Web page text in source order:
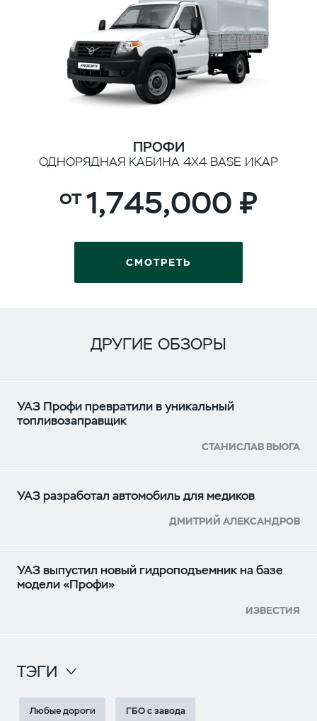
ПРОФИ
ОДНОРЯДНАЯ КАБИНА 4Х4 BASE ИКАР
1,745,000
СМОТРЕТЬ
ДРУГИЕ ОБЗОРЫ
УАЗ Профи превратили в уникальный
топливозаправщик
СТАНИСЛАВ ВЬЮГА
УАЗ разработал автомобиль для медиков
ДМИТРИЙ АЛЕКСАНДРОВ
УАЗ выпустил новый гидроподъемник на базе
модели «Профи»
ИЗВЕСТИЯ
ТЭГИ
Любые дороги ГБО с завода